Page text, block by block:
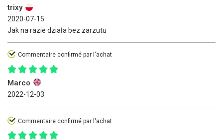
trixy
2020-07-15
Jak na razie działa bez zarzutu
Commentaire confirmé par l'achat
Marco
2022-12-03
Commentaire confirmé par l'achat